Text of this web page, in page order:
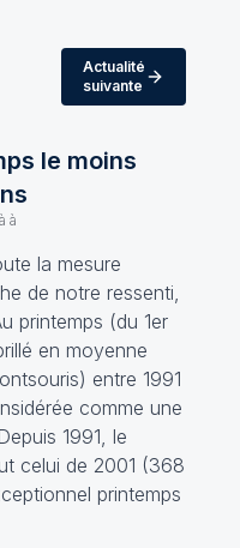
Actualité
suivante
le moins
à
la mesure
de notre ressenti,
printemps (du 1er
en moyenne
entre 1991
comme une
1991, le
celui de 2001 (368
printemps